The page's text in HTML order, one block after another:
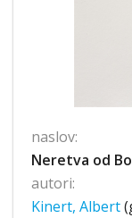
naslov:
Neretva od
autori:
Kinert, Albert